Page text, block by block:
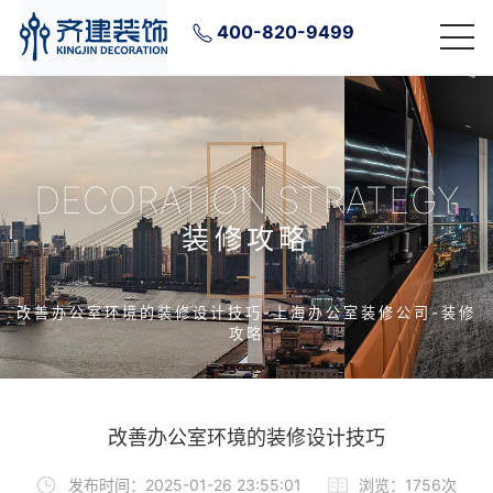
400-820-9499
DECORATION STRATEGY
装修攻略
改善办公室环境的装修设计技巧-上海办公室装修公司-装修
攻略
改善办公室环境的装修设计技巧
发布时间：2025-01-26 23:55:01 浏览：1756次